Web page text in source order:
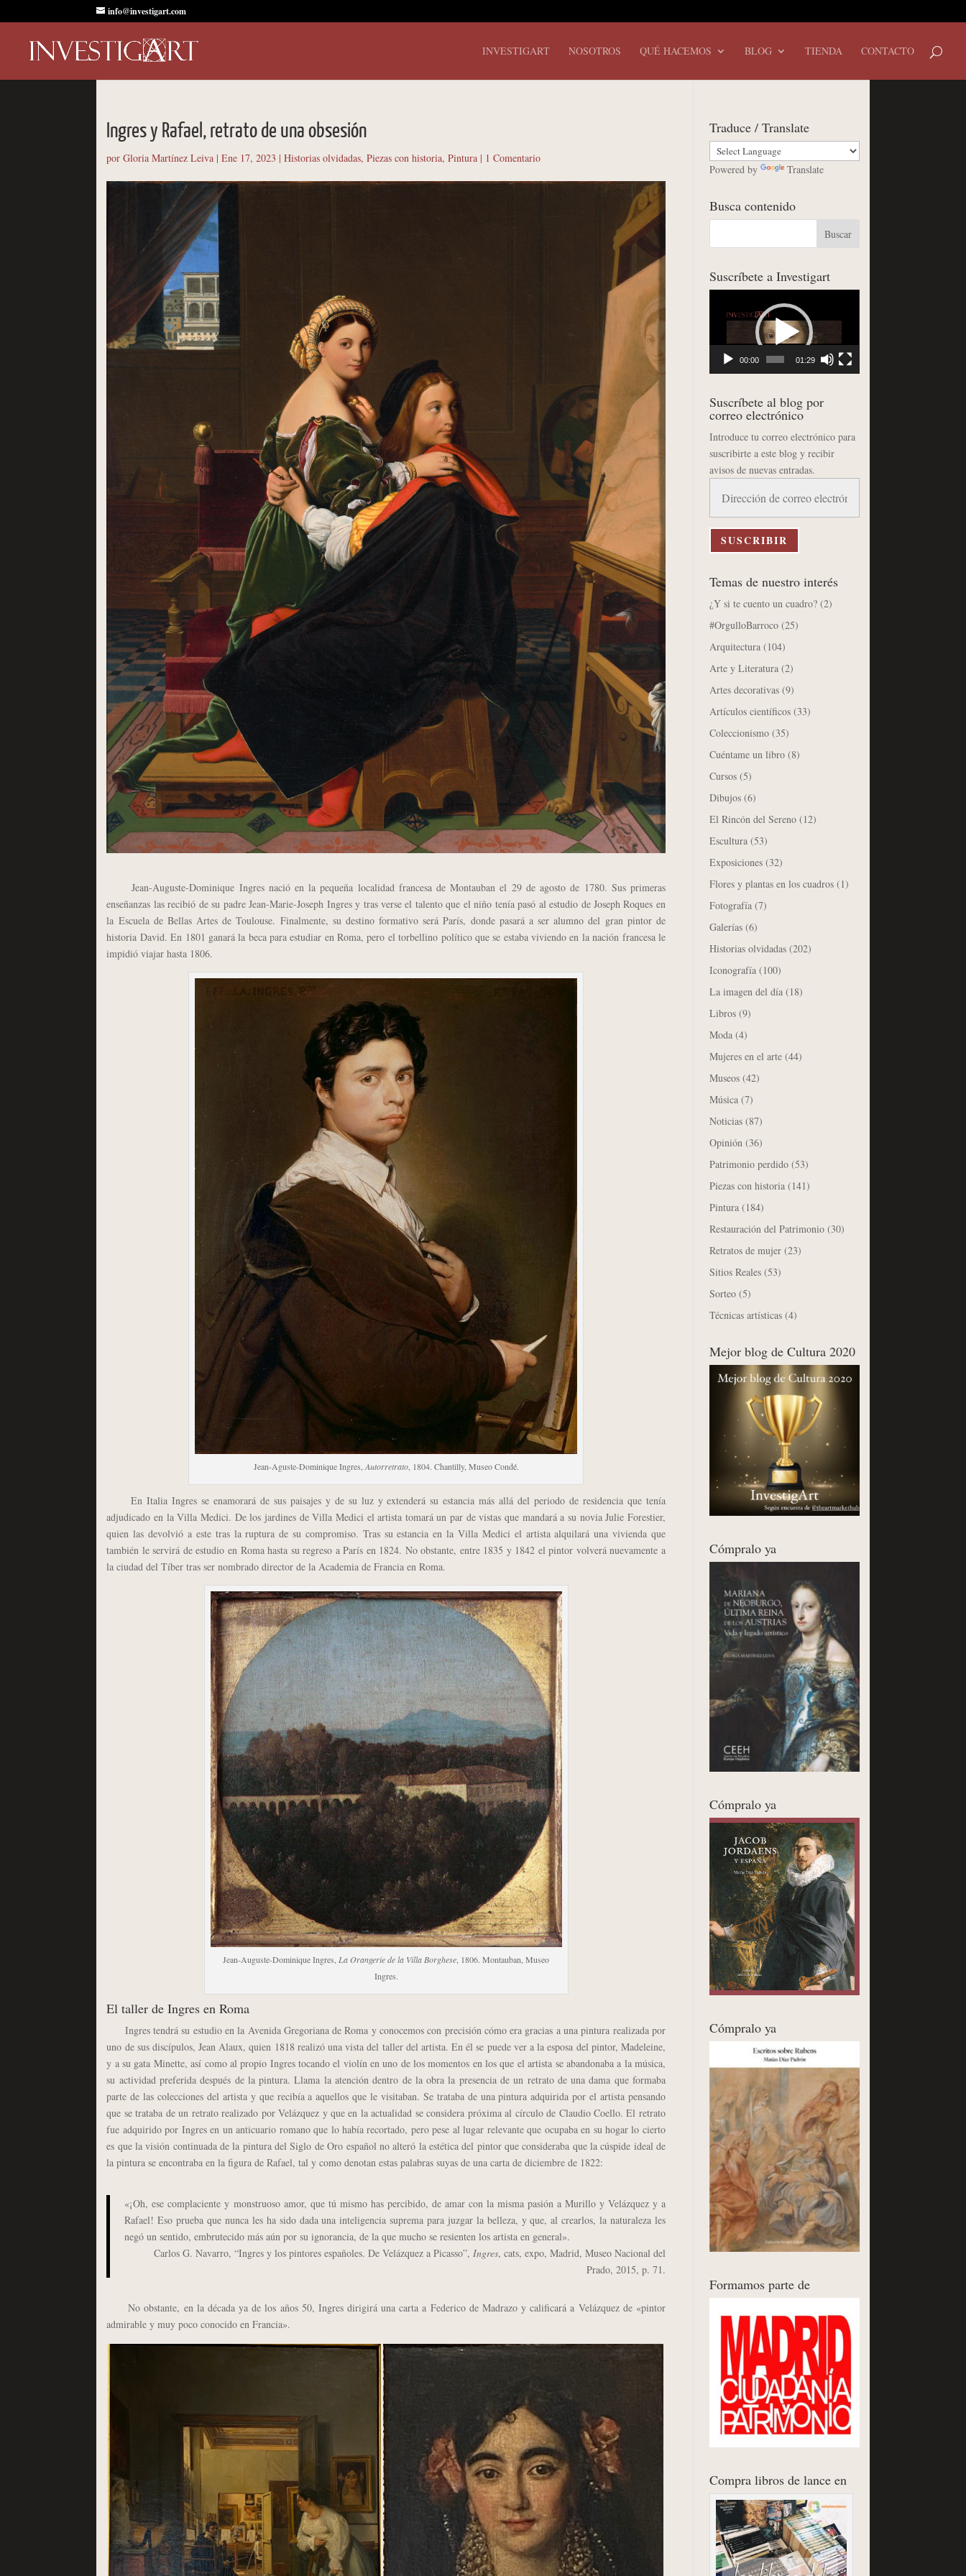
info@investigart.com
INVESTIGART NOSOTROS QUÉ HACEMOS BLOG TIENDA CONTACTO
Ingres y Rafael, retrato de una obsesión
porGloria Martínez Leiva |Ene 17, 2023 |Historias olvidadas,Piezas con historia,Pintura | 1 Comentario
Jean-Auguste-Dominique Ingres nació en la pequeña localidad francesa de Montauban el 29 de agosto de 1780. Sus primeras
enseñanzas las recibió de su padre Jean-Marie-Joseph Ingres y tras verse el talento que el niño tenía pasó al estudio de Joseph Roques en
la Escuela de Bellas Artes de Toulouse. Finalmente, su destino formativo será París, donde pasará a ser alumno del gran pintor de
historia David. En 1801 ganará la beca para estudiar en Roma, pero el torbellino político que se estaba viviendo en la nación francesa le
impidió viajar hasta 1806.
Jean-Aguste-Dominique Ingres, Autorretrato, 1804. Chantilly, Museo Condé.
En Italia Ingres se enamorará de sus paisajes y de su luz y extenderá su estancia más allá del periodo de residencia que tenía
adjudicado en la Villa Medici. De los jardines de Villa Medici el artista tomará un par de vistas que mandará a su novia Julie Forestier,
quien las devolvió a este tras la ruptura de su compromiso. Tras su estancia en la Villa Medici el artista alquilará una vivienda que
también le servirá de estudio en Roma hasta su regreso a París en 1824. No obstante, entre 1835 y 1842 el pintor volverá nuevamente a
la ciudad del Tíber tras ser nombrado director de la Academia de Francia en Roma.
Jean-Auguste-Dominique Ingres, La Orangerie de la Villa Borghese , 1806. Montauban, Museo
Ingres.
El taller de Ingres en Roma
Ingres tendrá su estudio en la Avenida Gregoriana de Roma y conocemos con precisión cómo era gracias a una pintura realizada por
uno de sus discípulos, Jean Alaux, quien 1818 realizó una vista del taller del artista. En él se puede ver a la esposa del pintor, Madeleine,
y a su gata Minette, así como al propio Ingres tocando el violín en uno de los momentos en los que el artista se abandonaba a la música,
su actividad preferida después de la pintura. Llama la atención dentro de la obra la presencia de un retrato de una dama que formaba
parte de las colecciones del artista y que recibía a aquellos que le visitaban. Se trataba de una pintura adquirida por el artista pensando
que se trataba de un retrato realizado por Velázquez y que en la actualidad se considera próxima al círculo de Claudio Coello. El retrato
fue adquirido por Ingres en un anticuario romano que lo había recortado, pero pese al lugar relevante que ocupaba en su hogar lo cierto
es que la visión continuada de la pintura del Siglo de Oro español no alteró la estética del pintor que consideraba que la cúspide ideal de
la pintura se encontraba en la figura de Rafael, tal y como denotan estas palabras suyas de una carta de diciembre de 1822:
«¡Oh, ese complaciente y monstruoso amor, que tú mismo has percibido, de amar con la misma pasión a Murillo y Velázquez y a
Rafael! Eso prueba que nunca les ha sido dada una inteligencia suprema para juzgar la belleza, y que, al crearlos, la naturaleza les
negó un sentido, embrutecido más aún por su ignorancia, de la que mucho se resienten los artista en general».
Carlos G. Navarro, “Ingres y los pintores españoles. De Velázquez a Picasso”, Ingres, cats, expo, Madrid, Museo Nacional del
Prado, 2015, p. 71.
No obstante, en la década ya de los años 50, Ingres dirigirá una carta a Federico de Madrazo y calificará a Velázquez de «pintor
admirable y muy poco conocido en Francia».
Traduce / Translate
Powered by Translate
Busca contenido
Suscríbete a Investigart
00:00 01:29
Suscríbete al blog por
correo electrónico
Introduce tu correo electrónico para
suscribirte a este blog y recibir
avisos de nuevas entradas.
correo
electrónico
SUSCRIBIR
Temas de nuestro interés
¿Y si te cuento un cuadro? (2)
#OrgulloBarroco (25)
Arquitectura (104)
Arte y Literatura (2)
Artes decorativas (9)
Artículos científicos (33)
Coleccionismo (35)
Cuéntame un libro (8)
Cursos (5)
Dibujos (6)
El Rincón del Sereno (12)
Escultura (53)
Exposiciones (32)
Flores y plantas en los cuadros (1)
Fotografía (7)
Galerías (6)
Historias olvidadas (202)
Iconografía (100)
La imagen del día (18)
Libros (9)
Moda (4)
Mujeres en el arte (44)
Museos (42)
Música (7)
Noticias (87)
Opinión (36)
Patrimonio perdido (53)
Piezas con historia (141)
Pintura (184)
Restauración del Patrimonio (30)
Retratos de mujer (23)
Sitios Reales (53)
Sorteo (5)
Técnicas artísticas (4)
Mejor blog de Cultura 2020
Cómpralo ya
Cómpralo ya
Cómpralo ya
Formamos parte de
Compra libros de lance en